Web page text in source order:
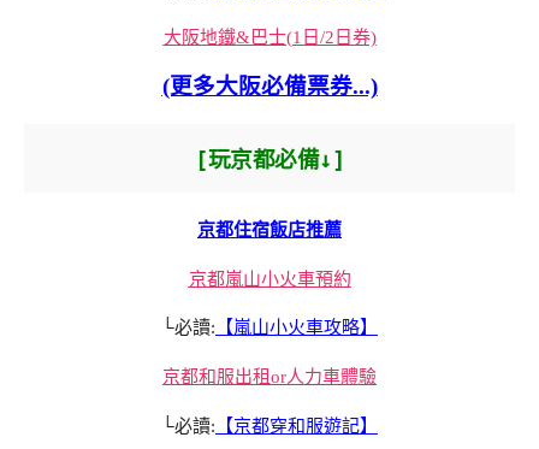
大阪地鐵&巴士(1日/2日券)
(更多大阪必備票券...)
[玩京都必備↓]
京都住宿飯店推薦
京都嵐山小火車預約
└必讀: 【嵐山小火車攻略】
京都和服出租or人力車體驗
└必讀: 【京都穿和服遊記】